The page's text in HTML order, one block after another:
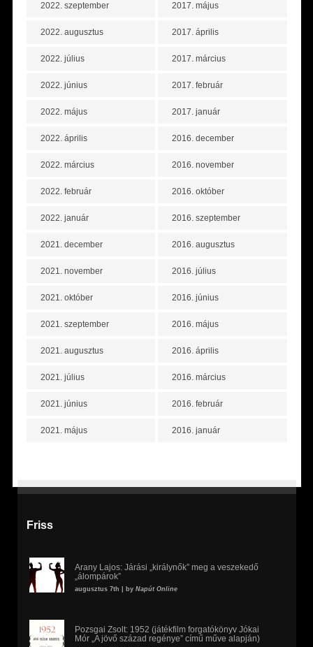
2022. szeptember
2022. augusztus
2022. július
2022. június
2022. május
2022. április
2022. március
2022. február
2022. január
2021. december
2021. november
2021. október
2021. szeptember
2021. augusztus
2021. július
2021. június
2021. május
2017. május
2017. április
2017. március
2017. február
2017. január
2016. december
2016. november
2016. október
2016. szeptember
2016. augusztus
2016. július
2016. június
2016. május
2016. április
2016. március
2016. február
2016. január
Friss
Arany Lajos: Járási „királynők” meg a veszekedő
„álompárok”
augusztus 7th | by Napút Online
Pozsgai Zsolt: 1952 (játékfilm forgatókönyv Jókai
Mór „A jövő század regénye” című műve alapján)